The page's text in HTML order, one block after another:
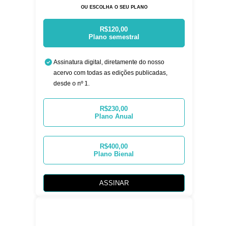
OU ESCOLHA O SEU PLANO
R$120,00
Plano semestral
Assinatura digital, diretamente do nosso
acervo com todas as edições publicadas,
desde o nº 1.
R$230,00
Plano Anual
R$400,00
Plano Bienal
ASSINAR